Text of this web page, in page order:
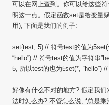
可以在网上查到。你可以给这些
明这一点。假定函数set是给变量
用), 下面是我们的例子:
set(test, 5) // 符号test的值为
“hello”) // 符号test的值为字符串
5, 所以test的也为5set(*, “hello”) //
好像有什么不对的地方? 假定我
法时怎么办? 不管怎么说, *总是